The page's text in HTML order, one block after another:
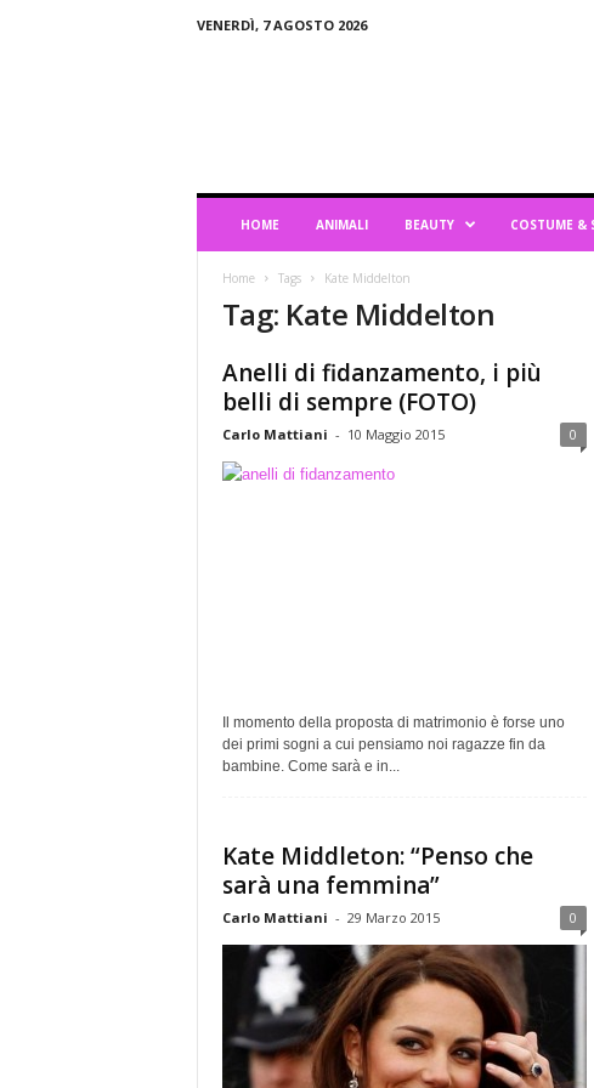
VENERDÌ, 7 AGOSTO 2026
HOME ANIMALI BEAUTY COSTUME &
Home Tags Kate Middelton
Tag: Kate Middelton
Anelli di fidanzamento, i più
belli di sempre (FOTO)
Carlo Mattiani - 10 Maggio 2015 0
Il momento della proposta di matrimonio è forse uno
dei primi sogni a cui pensiamo noi ragazze fin da
bambine. Come sarà e in...
Kate Middleton: “Penso che
sarà una femmina”
Carlo Mattiani - 29 Marzo 2015 0